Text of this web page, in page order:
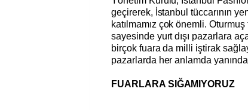
geçirerek, İstanbul tüccarının
katılmamız çok önemli.
sayesinde yurt dışı pazarlara
birçok fuara da milli iştirak
pazarlarda her anlamda
FUARLARA SIĞAMIYORUZ